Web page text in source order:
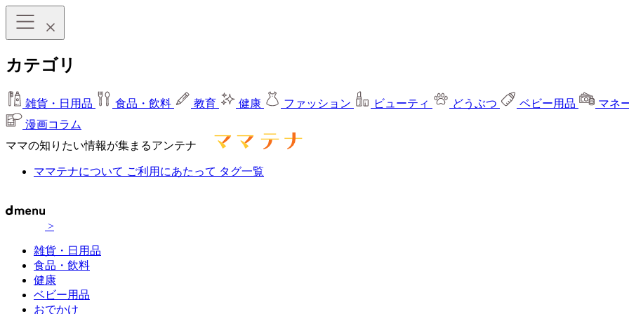
カテゴリ
雑貨・日用品 食品・飲料 教育 健康 ファッション ビューティ どうぶつ ベビー用品
マネ
漫画コラム
ママの知りたい情報が集まるアンテナ
ママテナについて ご利用にあたって タグ一覧
>
雑貨・日用品
食品・飲料
健康
ベビー用品
おでかけ